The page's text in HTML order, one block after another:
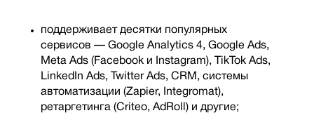
поддерживает десятки популярных
сервисов — Google Analytics 4, Google Ads,
Meta Ads (Facebook и Instagram), TikTok Ads,
LinkedIn Ads, Twitter Ads, CRM, системы
автоматизации (Zapier, Integromat),
ретаргетинга (Criteo, AdRoll) и другие;